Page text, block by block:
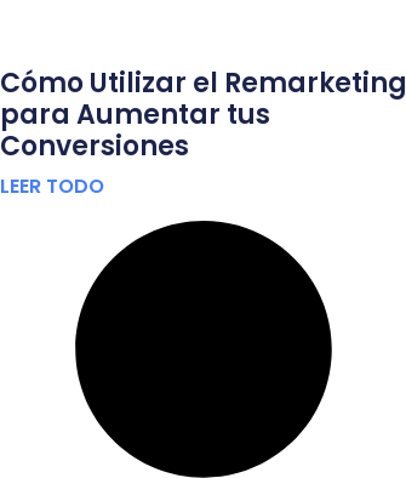
Cómo Utilizar el Remarketing
para Aumentar tus
Conversiones
LEER TODO